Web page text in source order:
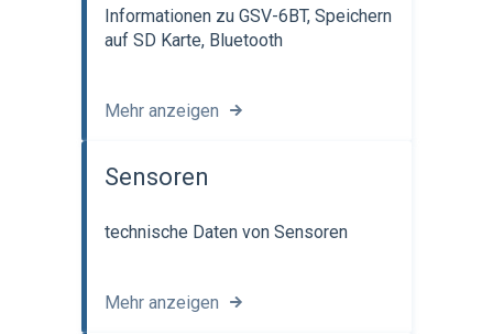
Informationen zu GSV-6BT, Speichern
auf SD Karte, Bluetooth
Mehr anzeigen
Sensoren
technische Daten von Sensoren
Mehr anzeigen